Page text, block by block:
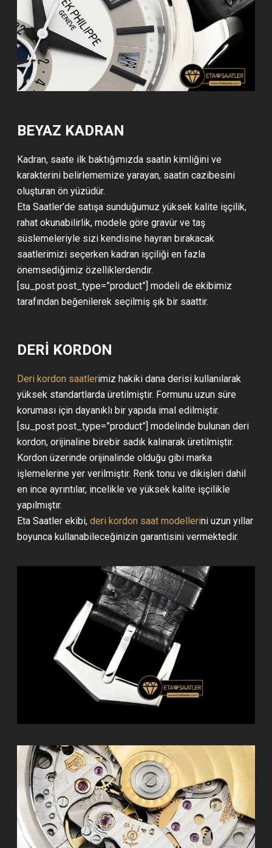
BEYAZ KADRAN
Kadran, saate ilk baktığımızda saatin kimliğini ve
karakterini belirlememize yarayan, saatin cazibesini
oluşturan ön yüzüdür.
Eta Saatler’de satışa sunduğumuz yüksek kalite işçilik,
rahat okunabilirlik, modele göre gravür ve taş
süslemeleriyle sizi kendisine hayran bırakacak
saatlerimizi seçerken kadran işçiliği en fazla
önemsediğimiz özelliklerdendir.
[su_post post_type=”product”] modeli de ekibimiz
tarafından beğenilerek seçilmiş şık bir saattir.
DERİ KORDON
Deri kordon saatlerimiz hakiki dana derisi kullanılarak
yüksek standartlarda üretilmiştir. Formunu uzun süre
koruması için dayanıklı bir yapıda imal edilmiştir.
[su_post post_type=”product”] modelinde bulunan deri
kordon, orijinaline birebir sadık kalınarak üretilmiştir.
Kordon üzerinde orijinalinde olduğu gibi marka
işlemelerine yer verilmiştir. Renk tonu ve dikişleri dahil
en ince ayrıntılar, incelikle ve yüksek kalite işçilikle
yapılmıştır.
Eta Saatler ekibi,deri kordon saat modellerini uzun yıllar
boyunca kullanabileceğinizin garantisini vermektedir.